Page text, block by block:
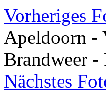
Vorheriges
Apeldoorn -
Brandweer
Nächstes